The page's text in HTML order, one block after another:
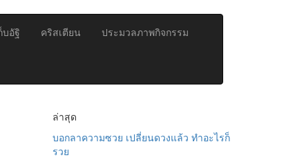
บอัฐิ คริสเตียน ประมวลภาพกิจกรรม
ล่าสุด
บอกลาความซวย เปลี่ยนดวงแล้ว ทำอะไรก็
รวย